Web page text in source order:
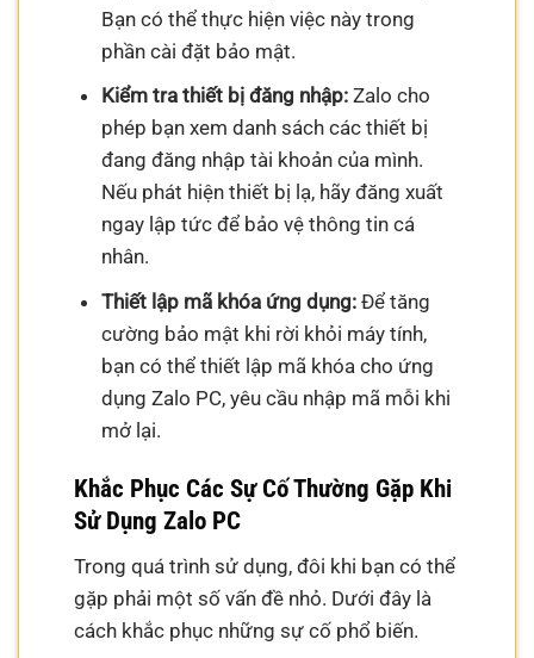
Bạn có thể thực hiện việc này trong
phần cài đặt bảo mật.
Kiểm tra thiết bị đăng nhập:Zalo cho
phép bạn xem danh sách các thiết bị
đang đăng nhập tài khoản của mình.
Nếu phát hiện thiết bị lạ, hãy đăng xuất
ngay lập tức để bảo vệ thông tin cá
nhân.
Thiết lập mã khóa ứng dụng:Để tăng
cường bảo mật khi rời khỏi máy tính,
bạn có thể thiết lập mã khóa cho ứng
dụng Zalo PC, yêu cầu nhập mã mỗi khi
mở lại.
Khắc Phục Các Sự Cố Thường Gặp Khi
Sử Dụng Zalo PC
Trong quá trình sử dụng, đôi khi bạn có thể
gặp phải một số vấn đề nhỏ. Dưới đây là
cách khắc phục những sự cố phổ biến.